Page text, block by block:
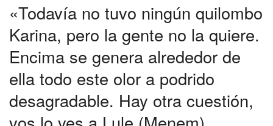
«Todavía no tuvo ningún quilombo
Karina, pero la gente no la quiere.
Encima se genera alrededor de
ella todo este olor a podrido
desagradable. Hay otra cuestión,